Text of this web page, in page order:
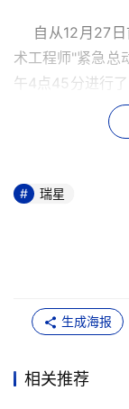
自从12月27日
术工程师"紧急总
午4点45分进行
效防范"硬盘杀
可以到以下网站下
http://
对于没有安装
发现异常情况，
瑞星
生成海报
相关推荐